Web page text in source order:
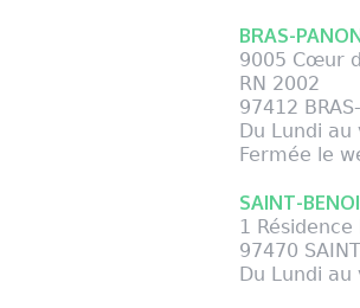
BRAS-
9005 Cœur
RN 2002
97412
Du Lundi
Fermée le
SAINT-
1
97470
Du Lundi